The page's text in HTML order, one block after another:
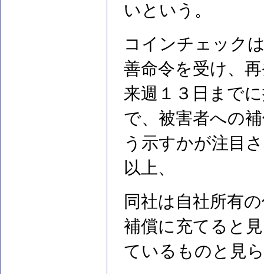
いという。
コインチェック
善命令を受け、
来週１３日まで
で、被害者への
う示すかが注目
以上、
同社は自社所有
補償に充てると
ているものと見